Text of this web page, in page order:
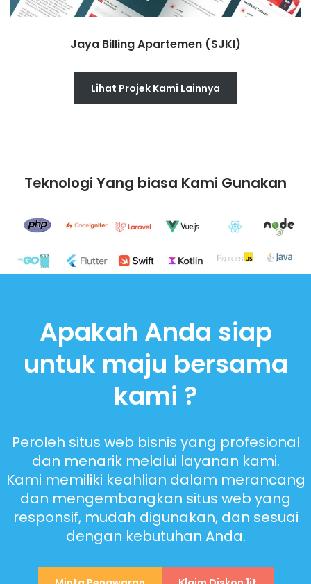
Jaya Billing Apartemen (SJKI)
Lihat Projek Kami Lainnya
Teknologi Yang biasa Kami Gunakan
Apakah Anda siap
untuk maju bersama
kami ?
Peroleh situs web bisnis yang profesional
dan menarik melalui layanan kami.
Kami memiliki keahlian dalam merancang
dan mengembangkan situs web yang
responsif, mudah digunakan, dan sesuai
dengan kebutuhan Anda.